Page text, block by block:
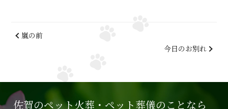
嵐の前
今日のお別れ
佐賀のペット火葬・ペット葬儀のことなら